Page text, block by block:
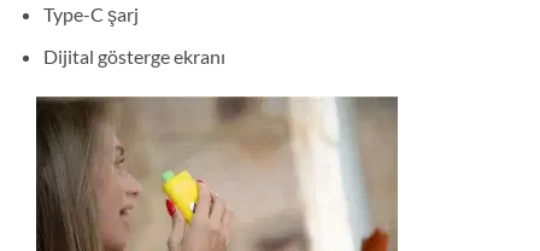
Type-C şarj
Dijital gösterge ekranı